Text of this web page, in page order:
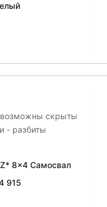
возможны скрыты
- разбиты
8x4 Самосвал
915